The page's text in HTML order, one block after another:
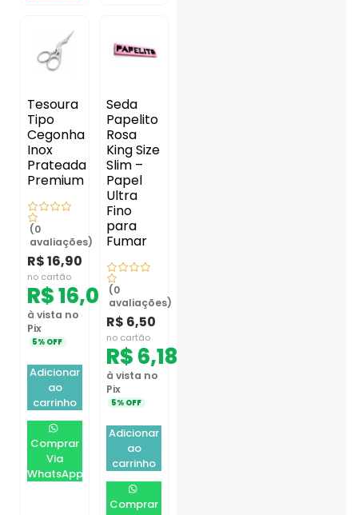
Tesoura
Tipo
Cegonha
Inox
Prateada
Premium
(0
avaliações)
R$16,90
no cartão
R$16,06
à vista no
Pix
5% OFF
Adicionar
ao
carrinho
Comprar
Via
WhatsApp
Seda
Papelito
Rosa
King Size
Slim –
Papel
Ultra
Fino
para
Fumar
(0
avaliações)
R$ 6,50
no cartão
R$6,18
à vista no
Pix
5% OFF
Adicionar
ao
carrinho
Comprar